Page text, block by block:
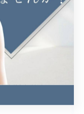
2026/02/07
✨新しいヘアカラーをお探しの方にぴったり✨バイオレットカラー...